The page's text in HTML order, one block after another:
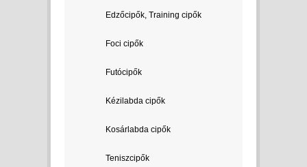
Edzőcipők, Training cipők
Foci cipők
Futócipők
Kézilabda cipők
Kosárlabda cipők
Teniszcipők